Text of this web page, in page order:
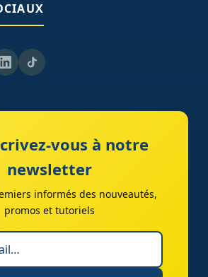
vous à notre
newsletter
informés des nouveautés,
promos et tutoriels